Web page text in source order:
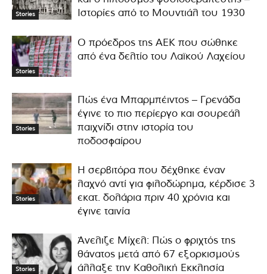
Stories
Ιστορίες από το Μουντιάλ του 1930
Stories
Ο πρόεδρος της ΑΕΚ που σώθηκε
από ένα δελτίο του Λαϊκού Λαχείου
Stories
Πώς ένα Μπαρμπέιντος – Γρενάδα
έγινε το πιο περίεργο και σουρεάλ
παιχνίδι στην ιστορία του
ποδοσφαίρου
Stories
Η σερβιτόρα που δέχθηκε έναν
λαχνό αντί για φιλοδώρημα, κέρδισε 3
εκατ. δολάρια πριν 40 χρόνια και
έγινε ταινία
Stories
Άνελιζε Μίχελ: Πώς ο φριχτός της
θάνατος μετά από 67 εξορκισμούς
άλλαξε την Καθολική Εκκλησία